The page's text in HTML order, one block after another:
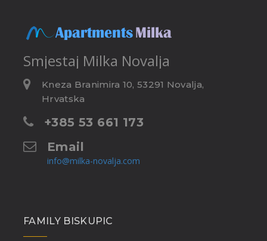
Smjestaj Milka Novalja
Kneza Branimira 10, 53291 Novalja,
Hrvatska
+385 53 661 173
Email
info@milka-novalja.com
FAMILY BISKUPIC